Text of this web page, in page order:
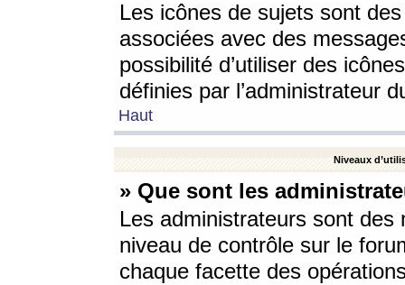
Les icônes de sujets sont
associées avec des
possibilité d’utiliser des
définies par l’administrateur
Haut
Niveaux
» Que sont les
Les administrateurs sont
niveau de contrôle sur le
chaque facette des